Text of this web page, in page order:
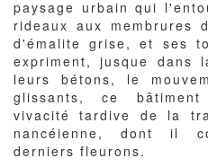
paysage urbain qui
rideaux aux membrures
d'émalite grise, et ses
expriment, jusque dans
leurs bétons, le
glissants, ce
vivacité tardive de la
nancéienne, dont il
derniers fleurons.